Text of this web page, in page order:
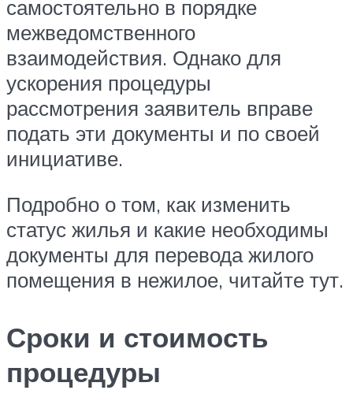
самостоятельно в порядке
межведомственного
взаимодействия. Однако для
ускорения процедуры
рассмотрения заявитель вправе
подать эти документы и по своей
инициативе.
Подробно о том, как изменить
статус жилья и какие необходимы
документы для перевода жилого
помещения в нежилое, читайте тут.
Сроки и стоимость
процедуры